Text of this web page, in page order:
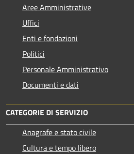
Aree Amministrative
Uffici
Enti e fondazioni
Politici
Personale Amministrativo
Documenti e dati
CATEGORIE DI SERVIZIO
Anagrafe e stato civile
Cultura e tempo libero